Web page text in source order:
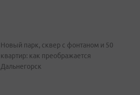
Новый парк, сквер с фонтаном и 50
квартир: как преображается
Дальнегорск